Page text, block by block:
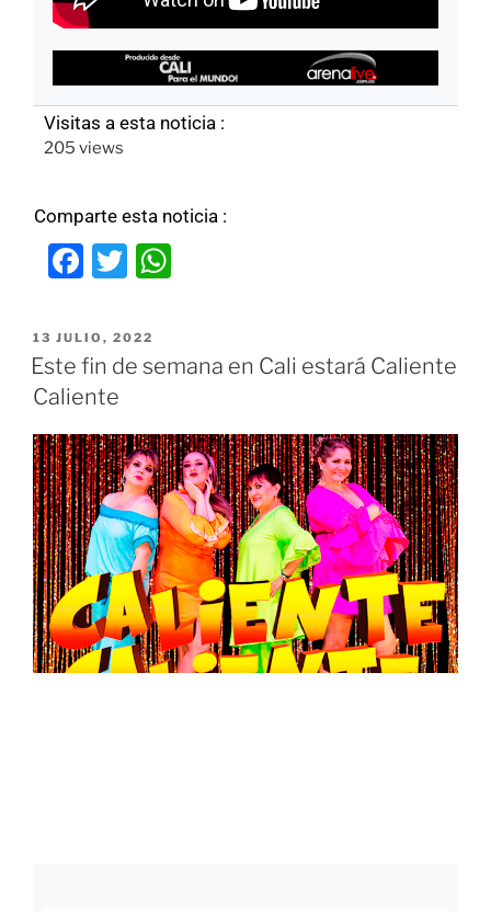
Visitas a esta noticia :
205 views
Comparte esta noticia :
F
c
e
b
o
o
k
T
itt
er s
p
p
13 JULIO, 2022
Este fin de semana en Cali estará Caliente
Caliente